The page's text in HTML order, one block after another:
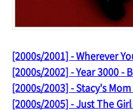
[2000s/2001] - Wherever
[2000s/2002] - Year 3000 -
[2000s/2003] - Stacy's
[2000s/2005] - Just The